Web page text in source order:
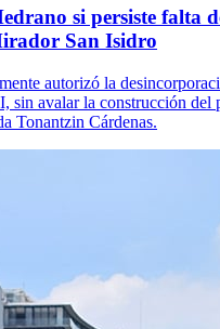
si persiste falta
San Isidro
autorizó la
sin avalar la construcción del
Tonantzin Cárdenas.